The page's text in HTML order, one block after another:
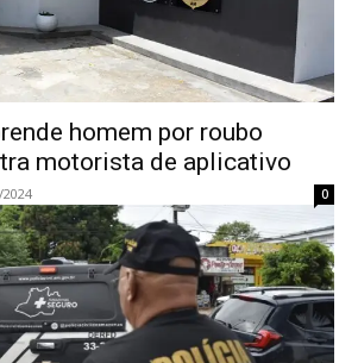
homem por roubo
motorista de aplicativo
0